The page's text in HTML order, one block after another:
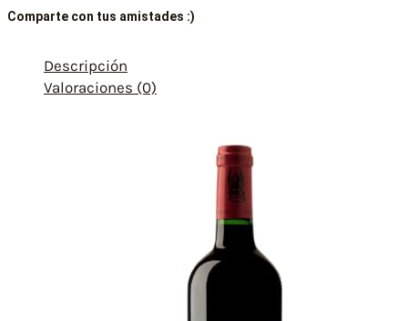
Comparte con tus amistades :)
Descripción
Valoraciones (0)